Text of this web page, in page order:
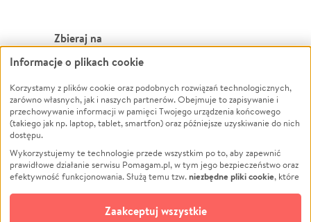
Zbieraj na
Leczenie
Zwierzęta
Pożar
Ukraina
Pomoc Finansowa
Projekty
Pogrzeb
Społeczność lokalna
Powódź
Wichura
NGO
Edukacja
Podróż
Impreza
Ochrona środowiska
Informacje o plikach cookie
Korzystamy z plików cookie oraz podobnych rozwiązań technologicznych,
zarówno własnych, jak i naszych partnerów. Obejmuje to zapisywanie i
przechowywanie informacji w pamięci Twojego urządzenia końcowego
(takiego jak np. laptop, tablet, smartfon) oraz późniejsze uzyskiwanie do nich
dostępu.
Wykorzystujemy te technologie przede wszystkim po to, aby zapewnić
prawidłowe działanie serwisu Pomagam.pl, w tym jego bezpieczeństwo oraz
efektywność funkcjonowania. Służą temu tzw.niezbędne pliki cookie, które
opcjonalnych plików cookie
technologii do celów analitycznych i retargetingowych. Możesz wyrazić
Zaakceptuj wszystkie